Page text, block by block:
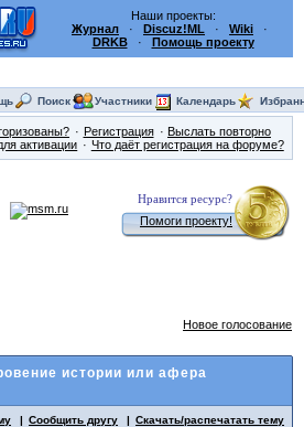
Наши проекты:
Журнал · Discuz!ML · Wiki ·
DRKB· Помощь проекту
Поиск Участники Календарь
Регистрация
Выслать повторно
активации
Что даёт регистрация на форуме?
Нравится ресурс?
Помоги проекту!
Новое голосование
истории или афера
Сообщить другу Скачать/распечатать тему